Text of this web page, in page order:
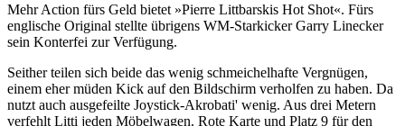
Mehr Action fürs Geld bietet »Pierre Littbarskis Hot Shot«. Fürs
englische Original stellte übrigens WM-Starkicker Garry Linecker
sein Konterfei zur Verfügung.
Seither teilen sich beide das wenig schmeichelhafte Vergnügen,
einem eher müden Kick auf den Bildschirm verholfen zu haben. Da
nutzt auch ausgefeilte Joystick-Akrobati' wenig. Aus drei Metern
verfehlt Litti jeden Möbelwagen. Rote Karte und Platz 9 für den